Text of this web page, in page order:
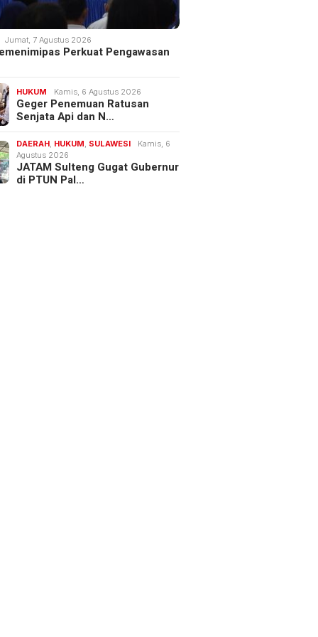
Jumat, 7 Agustus 2026
Perkuat Pengawasan
HUKUM Kamis, 6 Agustus 2026
Geger Penemuan Ratusan
Senjata Api dan N…
DAERAH, HUKUM, SULAWESI
Kamis, 6
Agustus 2026
JATAM Sulteng Gugat Gubernur
di PTUN Pal…